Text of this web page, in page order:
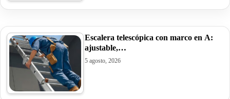
Escalera telescópica con marco en A:
ajustable,…
5 agosto, 2026